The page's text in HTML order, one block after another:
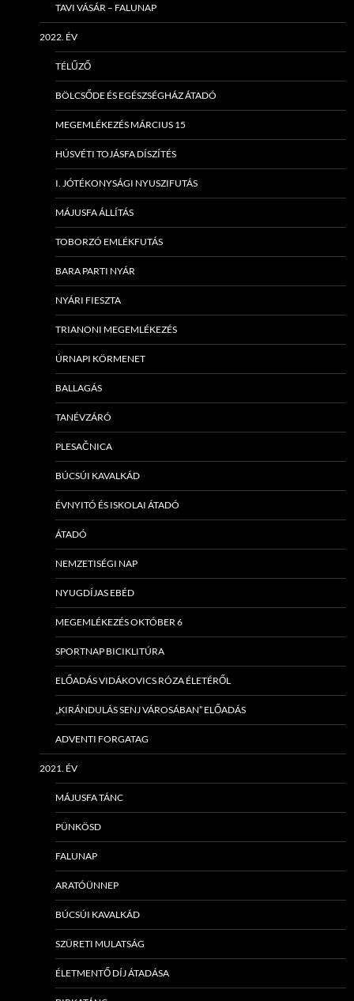
TAVI VÁSÁR – FALUNAP
2022. ÉV
TÉLŰZŐ
BÖLCSŐDE ÉS EGÉSZSÉGHÁZ ÁTADÓ
MEGEMLÉKEZÉS MÁRCIUS 15
HÚSVÉTI TOJÁSFA DÍSZÍTÉS
I. JÓTÉKONYSÁGI NYUSZIFUTÁS
MÁJUSFA ÁLLÍTÁS
TOBORZÓ EMLÉKFUTÁS
BARA PARTI NYÁR
NYÁRI FIESZTA
TRIANONI MEGEMLÉKEZÉS
ÚRNAPI KÖRMENET
BALLAGÁS
TANÉVZÁRÓ
PLESAČNICA
BÚCSÚI KAVALKÁD
ÉVNYITÓ ÉS ISKOLAI ÁTADÓ
ÁTADÓ
NEMZETISÉGI NAP
NYUGDÍJAS EBÉD
MEGEMLÉKEZÉS OKTÓBER 6
SPORTNAP BICIKLITÚRA
ELŐADÁS VIDÁKOVICS RÓZA ÉLETÉRŐL
„KIRÁNDULÁS SENJ VÁROSÁBAN” ELŐADÁS
ADVENTI FORGATAG
2021. ÉV
MÁJUSFA TÁNC
PÜNKÖSD
FALUNAP
ARATÓÜNNEP
BÚCSÚI KAVALKÁD
SZÜRETI MULATSÁG
ÉLETMENTŐ DÍJ ÁTADÁSA